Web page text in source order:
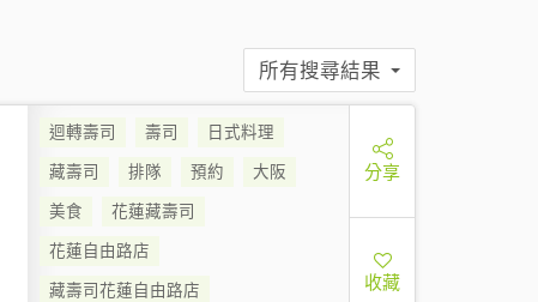
所有搜尋結果
迴轉壽司 壽司
日式料理
藏壽司
排隊 預約
大阪
美食
花蓮藏壽司
花蓮自由路店
藏壽司花蓮自由路店
分享
收藏